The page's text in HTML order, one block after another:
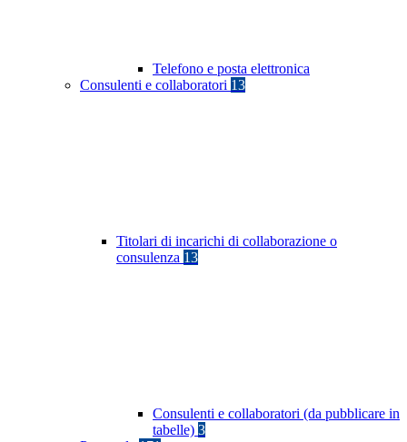
Telefono e posta elettronica
Consulenti e collaboratori 13
Titolari di incarichi di collaborazione o
consulenza 13
Consulenti e collaboratori (da pubblicare in
tabelle) 3